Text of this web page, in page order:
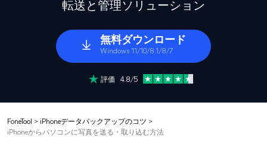
転送と管理ソリューション
無料ダウンロード
Windows 11/10/8.1/8/7
評価 4.8/5
FoneTool > iPhoneデータバックアップのコツ >
iPhoneからパソコンに写真を送る・取り込む方法